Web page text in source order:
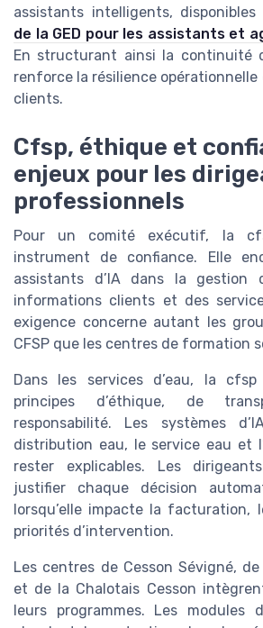
assistants intelligents, disponibles
de la GED pour les assistants et
En structurant ainsi la continuité
renforce la résilience
clients.
Cfsp, éthique et
enjeux pour les
professionnels
Pour un comité exécutif, la
instrument de confiance. Elle
assistants d’IA dans la gestion
informations clients et des
exigence concerne autant les
CFSP que les centres de formation
Dans les services d’eau, la
principes d’éthique, de
responsabilité. Les systèmes
distribution eau, le service eau et
rester explicables. Les
justifier chaque décision
lorsqu’elle impacte la facturation,
priorités d’intervention.
Les centres de Cesson Sévigné,
et de la Chalotais Cesson
leurs programmes. Les modules